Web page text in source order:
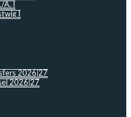
I
I
2026|27
2026|27